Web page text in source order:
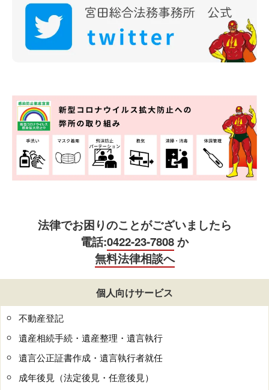
法律でお困りのことがございましたら
電話:0422-23-7808か
無料法律相談へ
個人向けサービス
不動産登記
遺産相続手続・遺産整理・遺言執行
遺言公正証書作成・遺言執行者就任
成年後見（法定後見・任意後見）